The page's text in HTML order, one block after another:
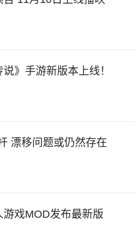
》手游新版本上线！
漂移问题或仍然存在
游戏MOD发布最新版